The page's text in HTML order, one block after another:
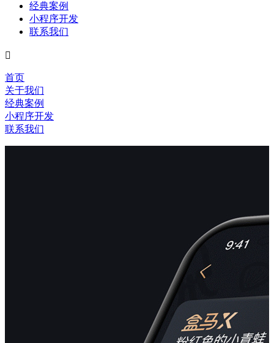
经典案例
小程序开发
联系我们

首页
关于我们
经典案例
小程序开发
联系我们